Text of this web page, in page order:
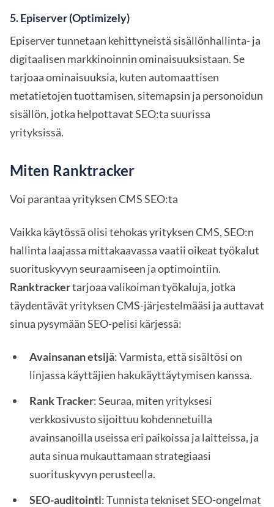
5.Episerver (Optimizely)
Episerver tunnetaan kehittyneistä sisällönhallinta- ja
digitaalisen markkinoinnin ominaisuuksistaan. Se
tarjoaa ominaisuuksia, kuten automaattisen
metatietojen tuottamisen, sitemapsin ja personoidun
sisällön, jotka helpottavat SEO:ta suurissa
yrityksissä.
Miten Ranktracker
Voi parantaa yrityksen CMS SEO:ta
Vaikka käytössä olisi tehokas yrityksen CMS, SEO:n
hallinta laajassa mittakaavassa vaatii oikeat työkalut
suorituskyvyn seuraamiseen ja optimointiin.
Ranktrackertarjoaa valikoiman työkaluja, jotka
täydentävät yrityksen CMS-järjestelmääsi ja auttavat
sinua pysymään SEO-pelisi kärjessä:
Avainsanan etsijä: Varmista, että sisältösi on
linjassa käyttäjien hakukäyttäytymisen kanssa.
Rank Tracker: Seuraa, miten yrityksesi
verkkosivusto sijoittuu kohdennetuilla
avainsanoilla useissa eri paikoissa ja laitteissa, ja
auta sinua mukauttamaan strategiaasi
suorituskyvyn perusteella.
SEO-auditointi: Tunnista tekniset SEO-ongelmat